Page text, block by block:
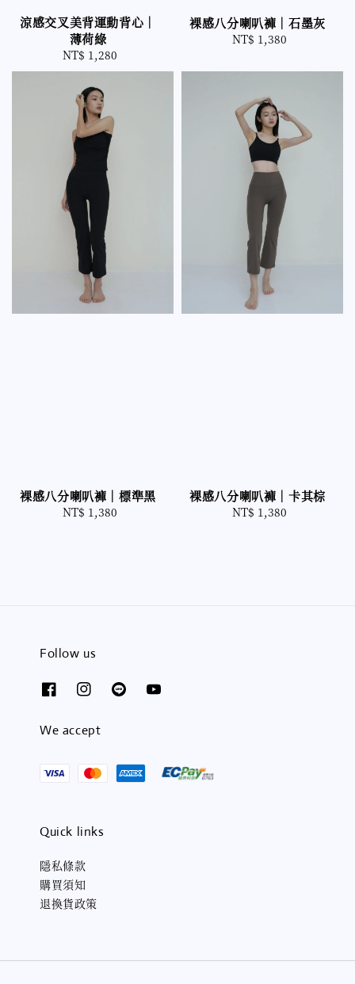
涼感交叉美背運動背心｜
薄荷綠
Regular
price
NT$ 1,280
裸感八分喇叭褲｜石墨灰
Regular
NT$ 1,380
裸感八分喇叭褲｜標準黑
Regular
NT$ 1,380
裸感八分喇叭褲｜卡其棕
Regular
NT$ 1,380
Follow us
We accept
Quick links
隱私條款
購買須知
退換貨政策